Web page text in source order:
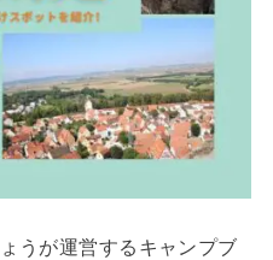
うが運営するキャンプブ